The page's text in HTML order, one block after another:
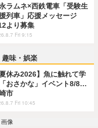
ラムネ×西鉄電車「受験生
列車」応援メッセージ
より募集
Fri 9:15
趣味・娯楽
夏休み2026】魚に触れて学
おさかな」イベント8/8…
市
Fri 10:45
像